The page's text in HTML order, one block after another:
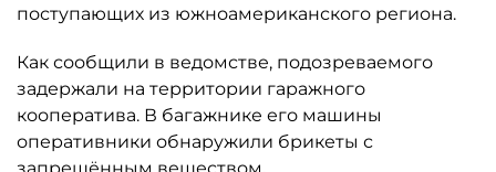
поступающих из южноамериканского региона.
Как сообщили в ведомстве, подозреваемого
задержали на территории гаражного
кооператива. В багажнике его машины
оперативники обнаружили брикеты с